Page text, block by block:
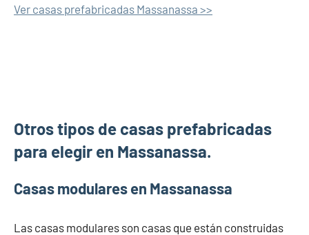
Ver casas prefabricadas Massanassa >>
Otros tipos de casas prefabricadas
para elegir en Massanassa.
Casas modulares en Massanassa
Las casas modulares son casas que están construidas